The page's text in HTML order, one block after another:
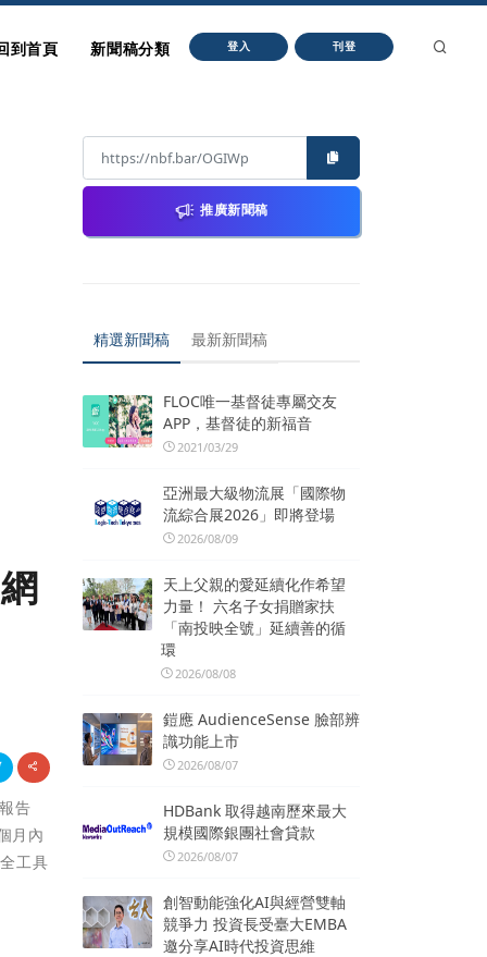
到首頁 新聞稿分類 登入 刊登
告
月內
工具
推廣新聞稿
精選新聞稿 最新新聞稿
FLOC唯一基督徒專屬交友
APP，基督徒的新福音
2021/03/29
亞洲最大級物流展「國際物
流綜合展2026」即將登場
2026/08/09
天上父親的愛延續化作希望
力量！ 六名子女捐贈家扶
「南投映全號」延續善的循
環
2026/08/08
鎧應 AudienceSense 臉部辨
識功能上市
2026/08/07
HDBank 取得越南歷來最大
規模國際銀團社會貸款
2026/08/07
創智動能強化AI與經營雙軸
競爭力 投資長受臺大EMBA
邀分享AI時代投資思維